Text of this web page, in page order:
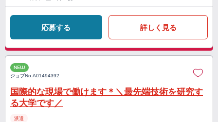
応募する 詳しく見る
NEW
ジョブNo.A01494392
国際的な現場で働けます＊＼最先端技術を研究す
る大学です／
派遣